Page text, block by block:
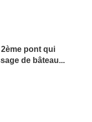
pont qui
de bâteau...